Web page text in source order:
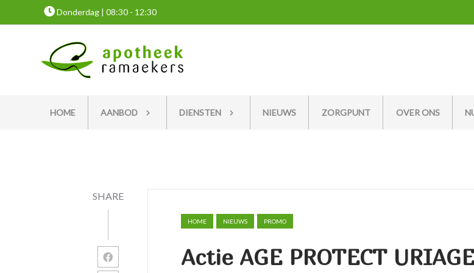
Donderdag | 08:30 - 12:30
HOME AANBOD DIENSTEN NIEUWS ZORGPUNT OVER ONS
SHARE
HOME NIEUWS PROMO
Actie AGE PROTECT URIAGE